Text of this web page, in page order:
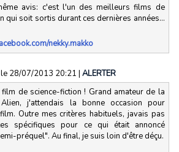
avis: c'est l'un des meilleurs films de
qui soit sortis durant ces dernières années...
nekky.makko
le 28/07/2013 20:21 | ALERTER
film de science-fiction ! Grand amateur de la
j'attendais la bonne occasion pour
Outre mes critères habituels, javais pas
spécifiques pour ce qui était annoncé
préquel". Au final, je suis loin d'être déçu.